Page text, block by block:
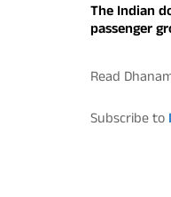
The Indian
passenger
Read
Subscribe to